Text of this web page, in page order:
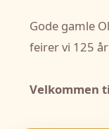
Gode gamle
feirer vi 125
Velkommen